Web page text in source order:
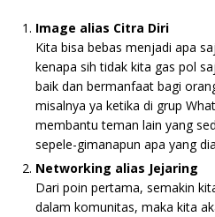
Image alias Citra Diri
Kita bisa bebas menjadi apa
kenapa sih tidak kita gas pol
baik dan bermanfaat bagi
misalnya ya ketika di grup
membantu teman lain yang
sepele-gimanapun apa yang
Networking alias Jejaring
Dari poin pertama, semakin
dalam komunitas, maka kita